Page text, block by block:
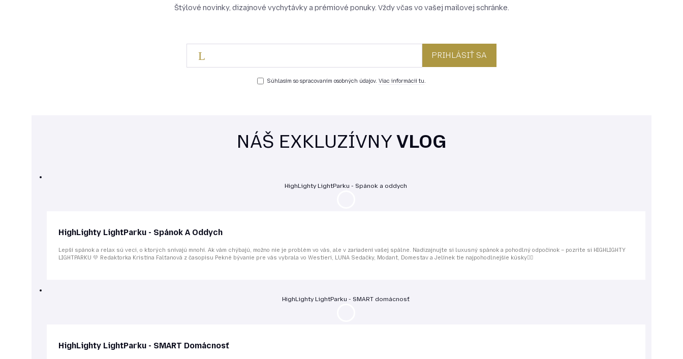
Štýlové novinky, dizajnové vychytávky a prémiové ponuky. Vždy včas vo vašej mailovej schránke.
Súhlasím so spracovaním osobných údajov.Viac informácií tu.
NÁŠ EXKLUZÍVNYVLOG
HighLighty LightParku - Spánok a oddych
HighLighty LightParku - Spánok A Oddych
Lepší spánok a relax sú veci, o ktorých snívajú mnohí. Ak vám chýbajú, možno nie je problém vo vás, ale v zariadení vašej spálne. Nadizajnujte si luxusný spánok a pohodlný odpočinok – pozrite si HIGHLIGHTY
LIGHTPARKU 💛 Redaktorka Kristína Falťanová z časopisu Pekné bývanie pre vás vybrala vo Westieri, LUNA Sedačky, Modant, Domestav a Jelínek tie najpohodlnejšie kúsky👌🏻
HighLighty LightParku - SMART domácnosť
HighLighty LightParku - SMART Domácnosť